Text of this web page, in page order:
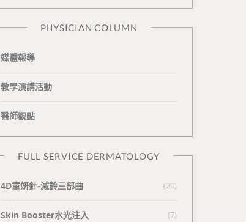
n
e
PHYSICIAN COLUMN
媒體報導
教學演講活動
醫師觀點
FULL SERVICE DERMATOLOGY
4D童妍針-減齡三部曲 (20)
Skin Booster水光注入 (7)